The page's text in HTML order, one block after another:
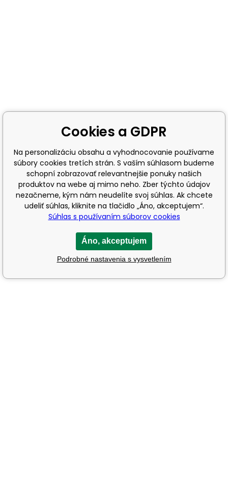
Cookies a GDPR
Na personalizáciu obsahu a vyhodnocovanie používame
súbory cookies tretích strán. S vaším súhlasom budeme
schopní zobrazovať relevantnejšie ponuky našich
produktov na webe aj mimo neho. Zber týchto údajov
nezačneme, kým nám neudelíte svoj súhlas. Ak chcete
udeliť súhlas, kliknite na tlačidlo „Áno, akceptujem“.
Súhlas s používaním súborov cookies
Áno, akceptujem
Podrobné nastavenia s vysvetlením